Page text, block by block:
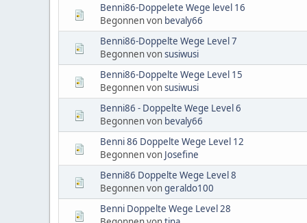
Benni86-Doppelete Wege level 16
Begonnen von bevaly66
Benni86-Doppelte Wege Level 7
Begonnen vonsusiwusi
Benni86-Doppelte Wege Level 15
Begonnen vonsusiwusi
Benni86 - Doppelte Wege Level 6
Begonnen von bevaly66
Benni 86 Doppelte Wege Level 12
Begonnen von Josefine
Benni86 Doppelte Wege Level 8
Begonnen vongeraldo100
Benni Doppelte Wege Level 28